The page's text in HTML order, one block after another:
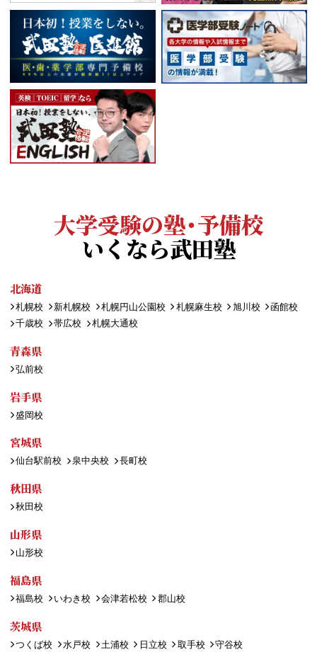
大学受験の塾・予備校
いくなら武田塾
北海道
札幌校 新札幌校 札幌円山公園校 札幌麻生校 旭川校
函館校
千歳校
帯広校 札幌大通校
青森県
弘前校
岩手県
盛岡校
宮城県
仙台駅前校 泉中央校 長町校
秋田県
秋田校
山形県
山形校
福島県
福島校 いわき校 会津若松校 郡山校
茨城県
つくば校 水戸校 土浦校 日立校 取手校 守谷校